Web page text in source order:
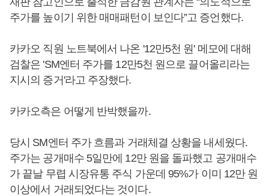
주가를 높이기 위한 매매패턴이 보인다”고 증언했다.
카카오 직원 노트북에서 나온 '12만5천 원' 메모에 대해
검찰은 'SM엔터 주가를 12만5천 원으로 끌어올리라는
지시의 증거'라고 주장했다.
카카오측은 어떻게 반박했을까.
당시 SM엔터 주가 흐름과 거래체결 상황을 내세웠다.
주가는 공개매수 5일만에 12만 원을 돌파했고 공개매수
가 끝날 무렵 시장유통 주식 가운데 95%가 이미 12만 원
이상에서 거래되었다는 것이다.